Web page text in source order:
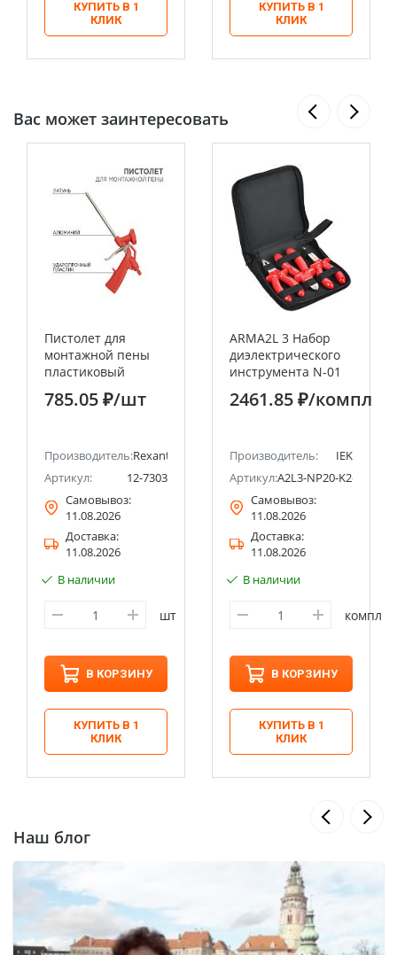
КУПИТЬ В 1
КЛИК
КУПИТЬ В 1
КЛИК
Вас может заинтересовать
Пистолет для
монтажной пены
пластиковый
усиленный с
конфузором и
785.05 ₽/шт
Производитель:Rexant
Артикул:
12-7303
Самовывоз:
11.08.2026
Доставка:
11.08.2026
В наличии
шт
В КОРЗИНУ
КУПИТЬ В 1
КЛИК
ARMA2L 3 Набор
диэлектрического
инструмента N-01
2461.85 ₽/компл
Производитель:
IEK
Артикул:A2L3-NP20-K2-N01-03
Самовывоз:
11.08.2026
Доставка:
11.08.2026
В наличии
компл
В КОРЗИНУ
КУПИТЬ В 1
КЛИК
Наш блог